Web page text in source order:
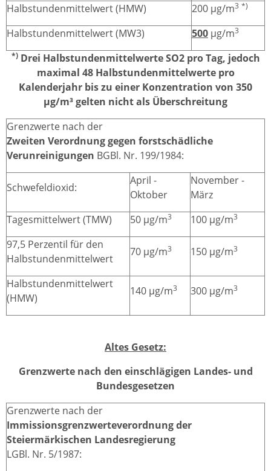
Halbstundenmittelwert (HMW) 200 µg/m3 *)
Halbstundenmittelwert (MW3) 500 µg/m3
*)Drei Halbstundenmittelwerte SO2 pro Tag, jedoch
maximal 48 Halbstundenmittelwerte pro
Kalenderjahr bis zu einer Konzentration von 350
µg/m³ gelten nicht als Überschreitung
Grenzwerte nach der
Zweiten Verordnung gegen forstschädliche
Verunreinigungen BGBl. Nr. 199/1984:
Schwefeldioxid:
April -
Oktober
November -
März
Tagesmittelwert (TMW)
50 µg/m3 100 µg/m3
97,5 Perzentil für den
Halbstundenmittelwert
70 µg/m3 150 µg/m3
Halbstundenmittelwert
(HMW)
140 µg/m3 300 µg/m3
Altes Gesetz:
Grenzwerte nach den einschlägigen Landes- und
Bundesgesetzen
Grenzwerte nach der
Immissionsgrenzwerteverordnung der
Steiermärkischen Landesregierung
LGBl. Nr. 5/1987: